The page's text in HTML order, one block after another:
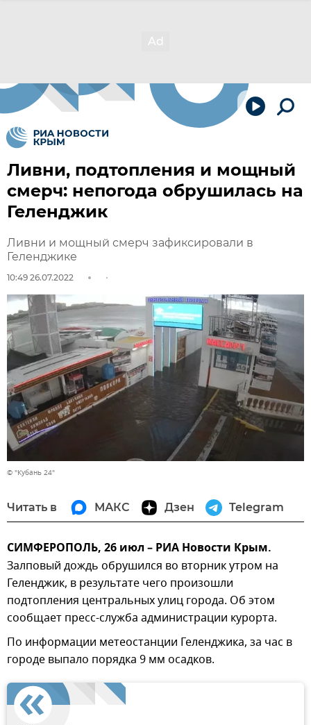
Ливни, подтопления и мощный
смерч: непогода обрушилась на
Геленджик
Ливни и мощный смерч зафиксировали в
Геленджике
10:49 26.07.2022
© "Кубань 24"
Читать в МАКС Дзен Telegram
СИМФЕРОПОЛЬ, 26 июл – РИА Новости Крым.
Залповый дождь обрушился во вторник утром на
Геленджик, в результате чего произошли
подтопления центральных улиц города. Об этом
сообщает пресс-служба администрации курорта.
По информации метеостанции Геленджика, за час в
городе выпало порядка 9 мм осадков.